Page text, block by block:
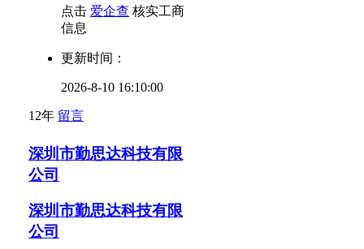
点击 爱企查 核实工商
信息
更新时间：
2026-8-10 16:10:00
12年 留言
深圳市勤思达科技有限
公司
深圳市勤思达科技有限
公司